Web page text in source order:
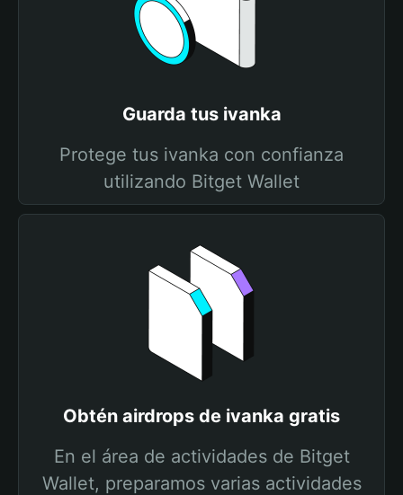
Guarda tus ivanka
Protege tus ivanka con confianza
utilizando Bitget Wallet
Obtén airdrops de ivanka gratis
En el área de actividades de Bitget
Wallet, preparamos varias actividades